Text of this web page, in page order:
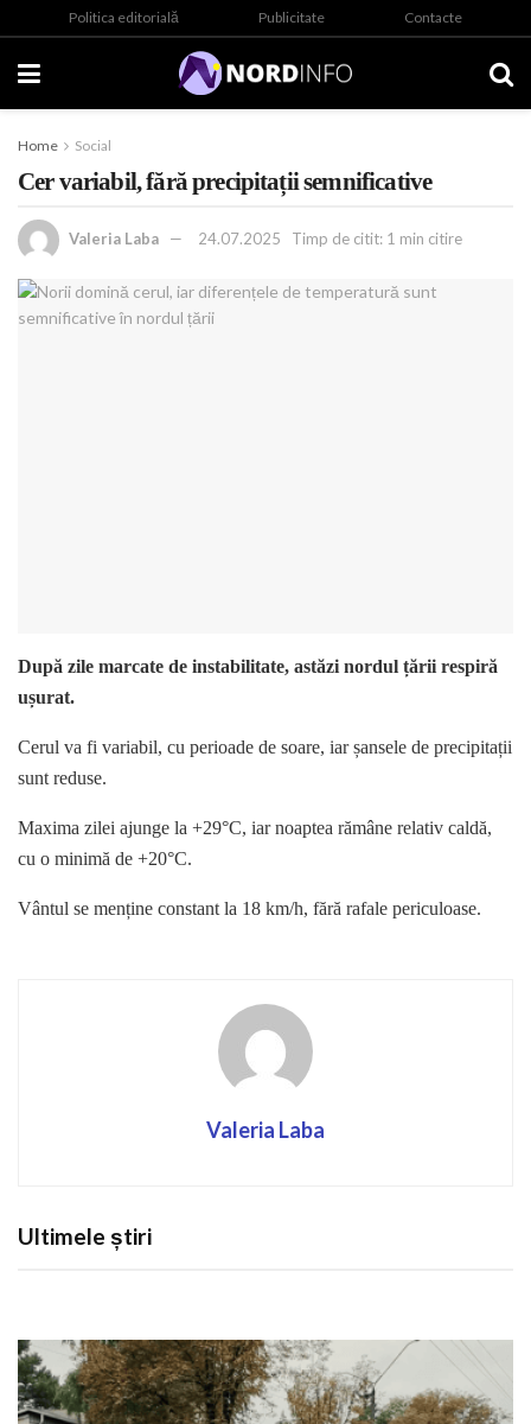
Politica editorială Publicitate Contacte
Home Social
Cer variabil, fără precipitații semnificative
Valeria Laba 24.07.2025 Timp de citit: 1 min citire
După zile marcate de instabilitate, astăzi nordul țării respiră
ușurat.
Cerul va fi variabil, cu perioade de soare, iar șansele de precipitații
sunt reduse.
Maxima zilei ajunge la +29°C, iar noaptea rămâne relativ caldă,
cu o minimă de +20°C.
Vântul se menține constant la 18 km/h, fără rafale periculoase.
Valeria Laba
Ultimele știri